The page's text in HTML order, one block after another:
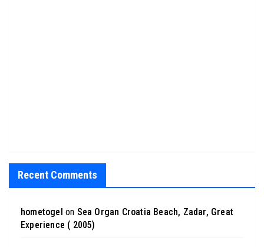
Recent Comments
hometogel on Sea Organ Croatia Beach, Zadar, Great
Experience ( 2005)